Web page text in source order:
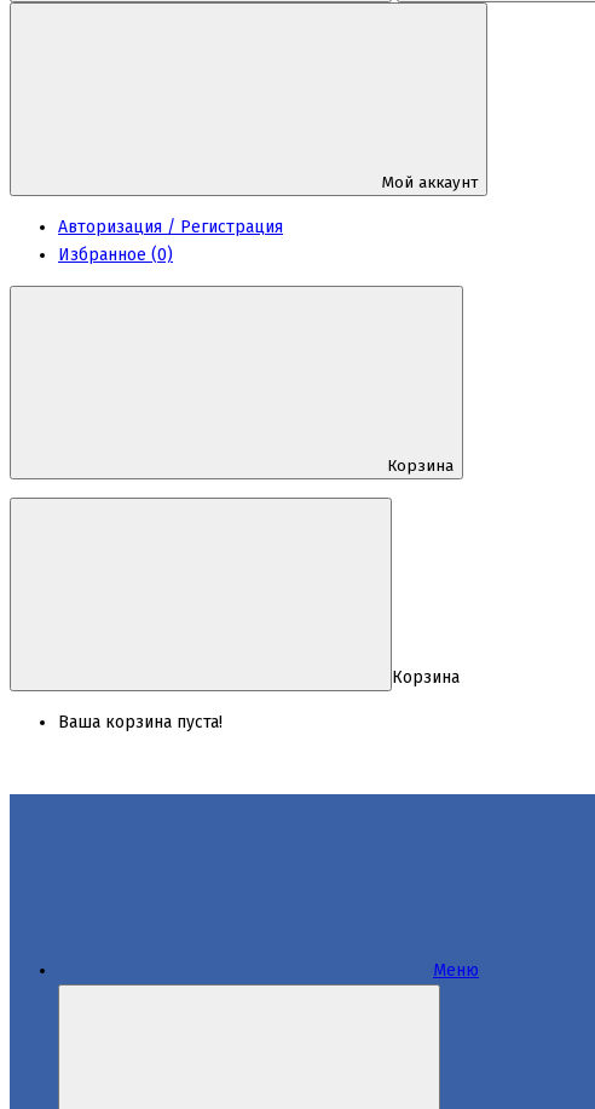
Мой аккаунт
Авторизация / Регистрация
Избранное (0)
Корзина
Корзина
Ваша корзина пуста!
Меню